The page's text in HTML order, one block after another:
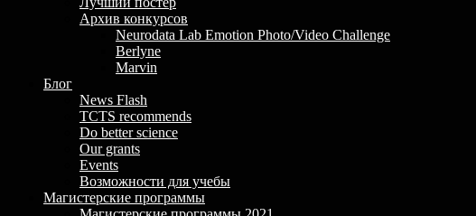
Архив конкурсов
Neurodata Lab Emotion Photo/Video Challenge
Berlyne
Marvin
Блог
News Flash
TCTS recommends
Do better science
Our grants
Events
Возможности для учебы
Магистерские программы